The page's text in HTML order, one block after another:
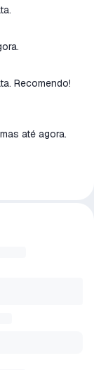
Recomendo!
até agora.